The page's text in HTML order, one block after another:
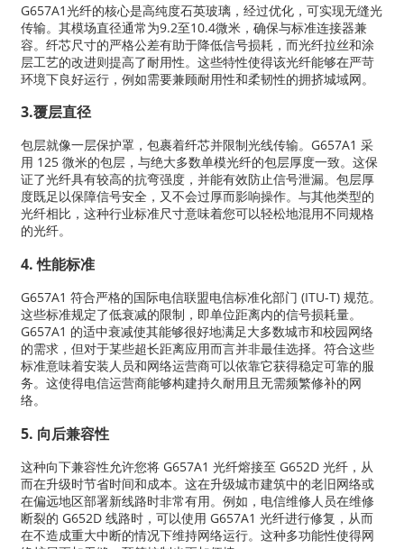
G657A1光纤的核心是高纯度石英玻璃，经过优化，可实现无缝光
传输。其模场直径通常为9.2至10.4微米，确保与标准连接器兼
容。纤芯尺寸的严格公差有助于降低信号损耗，而光纤拉丝和涂
层工艺的改进则提高了耐用性。这些特性使得该光纤能够在严苛
环境下良好运行，例如需要兼顾耐用性和柔韧性的拥挤城域网。
3.覆层直径
包层就像一层保护罩，包裹着纤芯并限制光线传输。G657A1 采
用 125 微米的包层，与绝大多数单模光纤的包层厚度一致。这保
证了光纤具有较高的抗弯强度，并能有效防止信号泄漏。包层厚
度既足以保障信号安全，又不会过厚而影响操作。与其他类型的
光纤相比，这种行业标准尺寸意味着您可以轻松地混用不同规格
的光纤。
4. 性能标准
G657A1 符合严格的国际电信联盟电信标准化部门 (ITU-T) 规范。
这些标准规定了低衰减的限制，即单位距离内的信号损耗量。
G657A1 的适中衰减使其能够很好地满足大多数城市和校园网络
的需求，但对于某些超长距离应用而言并非最佳选择。符合这些
标准意味着安装人员和网络运营商可以依靠它获得稳定可靠的服
务。这使得电信运营商能够构建持久耐用且无需频繁修补的网
络。
5. 向后兼容性
这种向下兼容性允许您将 G657A1 光纤熔接至 G652D 光纤，从
而在升级时节省时间和成本。这在升级城市建筑中的老旧网络或
在偏远地区部署新线路时非常有用。例如，电信维修人员在维修
断裂的 G652D 线路时，​​可以使用 G657A1 光纤进行修复，从而
在不造成重大中断的情况下维持网络运行。这种多功能性使得网